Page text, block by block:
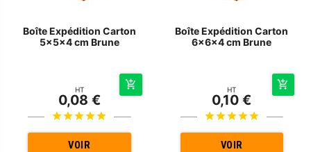
Boîte Expédition Carton
5x5x4 cm Brune
HT
0,08 €
VOIR
Boîte Expédition Carton
6x6x4 cm Brune
HT
0,10 €
VOIR